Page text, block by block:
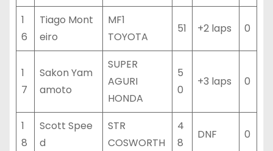
1
6
Tiago Mont
eiro
MF1
TOYOTA
51 +2 laps 0
1
7
Sakon Yam
amoto
SUPER
AGURI
HONDA
5
0
+3 laps 0
1
8
Scott Spee
d
STR
COSWORTH
4
8
DNF 0